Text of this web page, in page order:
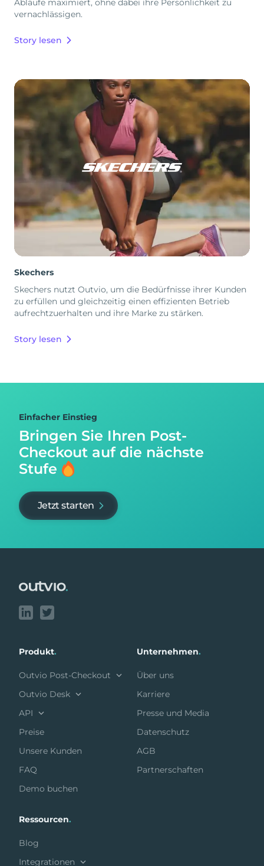
Abläufe maximiert, ohne dabei ihre Persönlichkeit zu
vernachlässigen.
Story lesen
Skechers
Skechers nutzt Outvio, um die Bedürfnisse ihrer Kunden
zu erfüllen und gleichzeitig einen effizienten Betrieb
aufrechtzuerhalten und ihre Marke zu stärken.
Story lesen
Einfacher Einstieg
Bringen Sie Ihren Post-
Checkout auf die nächste
Stufe
Jetzt starten
Produkt.
Outvio Post-Checkout
Outvio Desk
API
Preise
Unsere Kunden
FAQ
Demo buchen
Unternehmen.
Über uns
Karriere
Presse und Media
Datenschutz
AGB
Partnerschaften
Ressourcen.
Blog
Integrationen